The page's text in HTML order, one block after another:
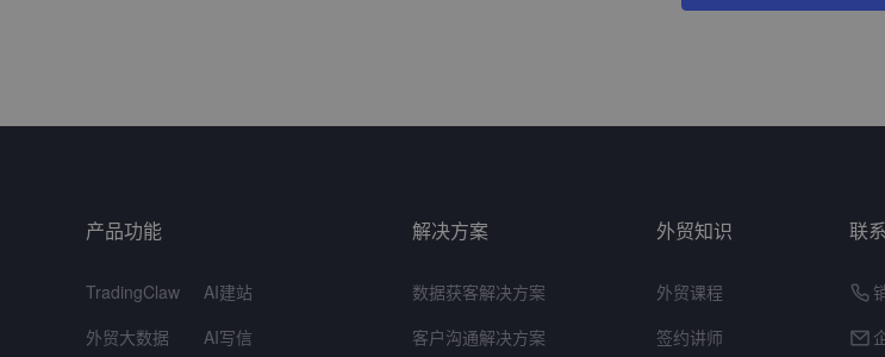
产品功能
TradingClaw
外贸大数据
AI建站
AI写信
解决方案
数据获客解决方案
客户沟通解决方案
外贸知识
外贸课程
签约讲师
联